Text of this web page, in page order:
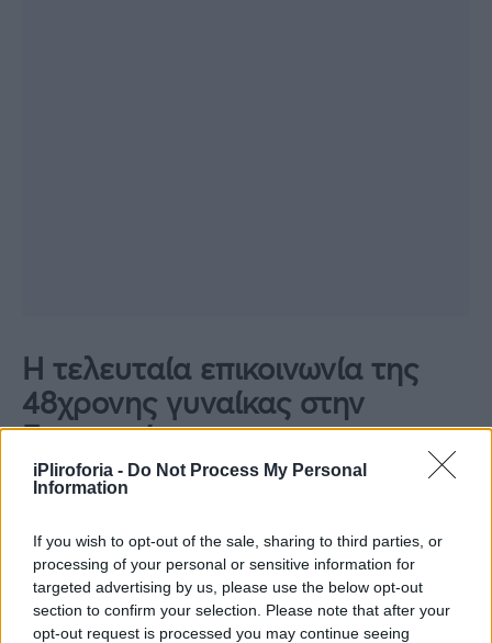
iPliroforia - Do Not Process My Personal
Information
If you wish to opt-out of the sale, sharing to third parties, or
processing of your personal or sensitive information for
targeted advertising by us, please use the below opt-out
section to confirm your selection. Please note that after your
opt-out request is processed you may continue seeing
Η τελευταία επικοινωνία της
48χρονης γυναίκας στην
Ευρυτανία
«Αγαπημένη μου Ευρυδικούλα, έμαθα κάτι
αλήθεια, αλλά στεναχωρήθηκα πολύ. Και
στέλνω από ενδιαφέρον -όχι από
κουτσομπολιό. Ό,τι χρειαστείς είμαι δίπλα